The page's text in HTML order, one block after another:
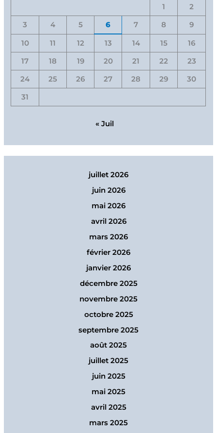
1 2
3 4 5 6 7 8 9
10 11 12 13 14 15 16
17 18 19 20 21 22 23
24 25 26 27 28 29 30
31
« Juil
juillet 2026
juin 2026
mai 2026
avril 2026
mars 2026
février 2026
janvier 2026
décembre 2025
novembre 2025
octobre 2025
septembre 2025
août 2025
juillet 2025
juin 2025
mai 2025
avril 2025
mars 2025